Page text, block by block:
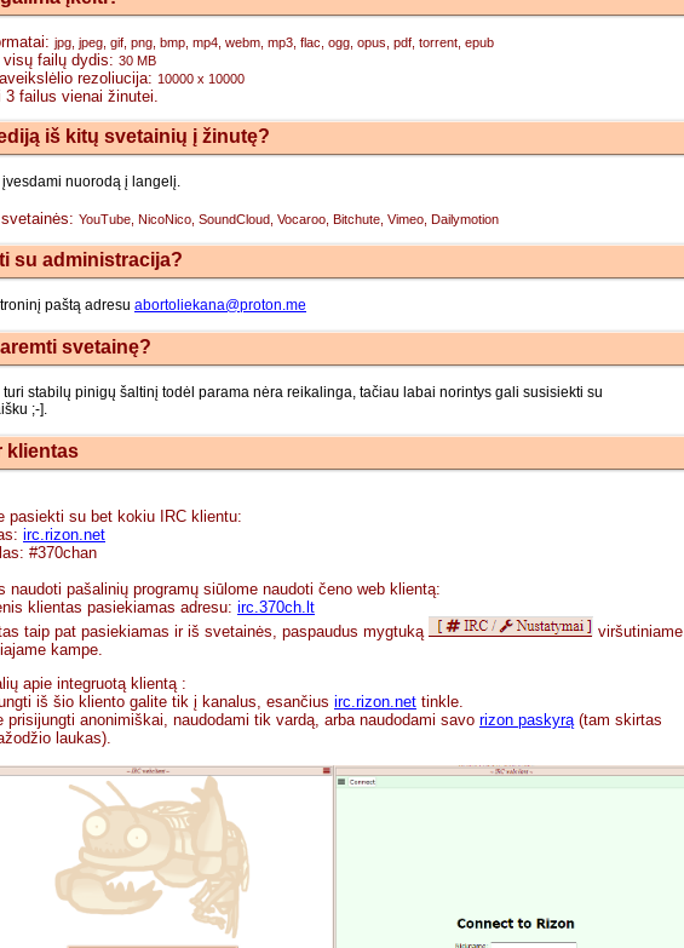
jpg, jpeg, gif, png, bmp, mp4, webm, mp3, flac, ogg, opus, pdf, torrent, epub
failų dydis: 30 MB
rezoliucija: 10000 x 10000
failus vienai žinutei.
iš kitų svetainių į žinutę?
įvesdami nuorodą į langelį.
YouTube, NicoNico, SoundCloud, Vocaroo, Bitchute, Vimeo, Dailymotion
su administracija?
paštą adresu abortoliekana@proton.me
svetainę?
stabilų pinigų šaltinį todėl parama nėra reikalinga, tačiau labai norintys gali susisiekti su
;-].
klientas
pasiekti su bet kokiu IRC klientu:
irc.rizon.net
#370chan
naudoti pašalinių programų siūlome naudoti čeno web klientą:
klientas pasiekiamas adresu: irc.370ch.lt
taip pat pasiekiamas ir iš svetainės, paspaudus mygtuką
viršutiniame
kampe.
apie integruotą klientą :
iš šio kliento galite tik į kanalus, esančius irc.rizon.net tinkle.
prisijungti anonimiškai, naudodami tik vardą, arba naudodami savo rizon paskyrą(tam skirtas
laukas).